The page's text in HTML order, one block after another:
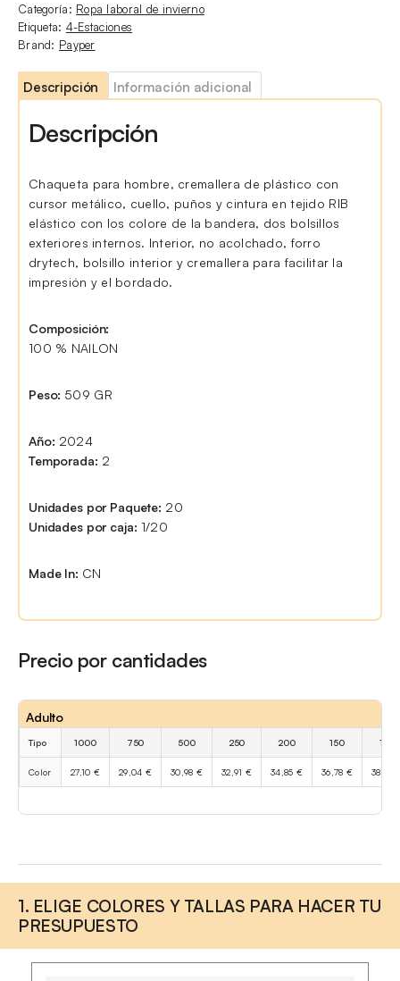
Categoría: Ropa laboral de invierno
Etiqueta: 4-Estaciones
Brand: Payper
Descripción Información adicional
Descripción
Chaqueta para hombre, cremallera de plástico con
cursor metálico, cuello, puños y cintura en tejido RIB
elástico con los colore de la bandera, dos bolsillos
exteriores internos. Interior, no acolchado, forro
drytech, bolsillo interior y cremallera para facilitar la
impresión y el bordado.
Composición:
100 % NAILON
Peso: 509 GR
Año: 2024
Temporada: 2
Unidades por Paquete: 20
Unidades por caja: 1/20
Made In: CN
Precio por cantidades
Adulto
Tipo 1000 750 500 250 200 150 100
Color 27,10 € 29,04 € 30,98 € 32,91 € 34,85 € 36,78 € 38,72
1. ELIGE COLORES Y TALLAS PARA HACER TU
PRESUPUESTO